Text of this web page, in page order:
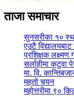
ताजा समाचार
सुनसरीका १०
एउटै
प्रशिक्षक लक्ष्मण
सर्लाहीमा कटुवा
मा. वि.
महतो चयन
महोत्तरीमा ९०